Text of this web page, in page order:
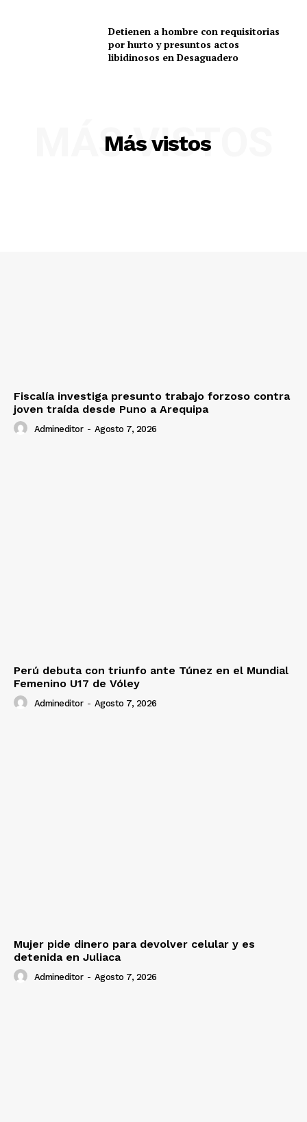
Detienen a hombre con requisitorias
por hurto y presuntos actos
libidinosos en Desaguadero
Más vistos
MÁS VISTOS
Fiscalía investiga presunto trabajo forzoso contra
joven traída desde Puno a Arequipa
Admineditor - Agosto 7, 2026
Perú debuta con triunfo ante Túnez en el Mundial
Femenino U17 de Vóley
Admineditor - Agosto 7, 2026
Mujer pide dinero para devolver celular y es
detenida en Juliaca
Admineditor - Agosto 7, 2026